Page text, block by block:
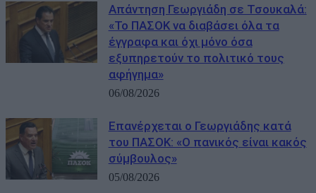
Απάντηση Γεωργιάδη σε Τσουκαλά:
«Το ΠΑΣΟΚ να διαβάσει όλα τα
έγγραφα και όχι μόνο όσα
εξυπηρετούν το πολιτικό τους
αφήγημα»
06/08/2026
Επανέρχεται ο Γεωργιάδης κατά
του ΠΑΣΟΚ: «Ο πανικός είναι κακός
σύμβουλος»
05/08/2026